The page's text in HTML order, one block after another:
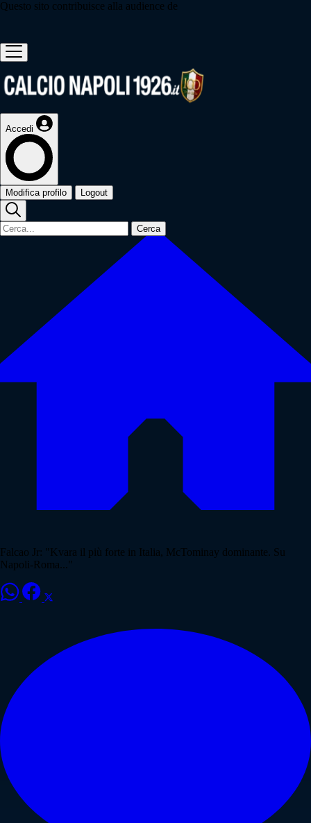
Questo sito contribuisce alla audience de
Accedi
Modifica profilo Logout
Cerca
Falcao Jr: "Kvara il più forte in Italia, McTominay dominante. Su
Napoli-Roma..."